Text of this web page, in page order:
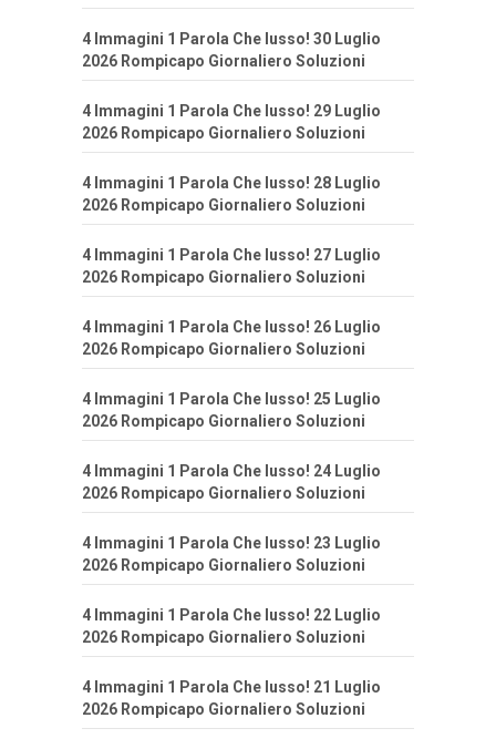
4 Immagini 1 Parola Che lusso! 30 Luglio
2026 Rompicapo Giornaliero Soluzioni
4 Immagini 1 Parola Che lusso! 29 Luglio
2026 Rompicapo Giornaliero Soluzioni
4 Immagini 1 Parola Che lusso! 28 Luglio
2026 Rompicapo Giornaliero Soluzioni
4 Immagini 1 Parola Che lusso! 27 Luglio
2026 Rompicapo Giornaliero Soluzioni
4 Immagini 1 Parola Che lusso! 26 Luglio
2026 Rompicapo Giornaliero Soluzioni
4 Immagini 1 Parola Che lusso! 25 Luglio
2026 Rompicapo Giornaliero Soluzioni
4 Immagini 1 Parola Che lusso! 24 Luglio
2026 Rompicapo Giornaliero Soluzioni
4 Immagini 1 Parola Che lusso! 23 Luglio
2026 Rompicapo Giornaliero Soluzioni
4 Immagini 1 Parola Che lusso! 22 Luglio
2026 Rompicapo Giornaliero Soluzioni
4 Immagini 1 Parola Che lusso! 21 Luglio
2026 Rompicapo Giornaliero Soluzioni